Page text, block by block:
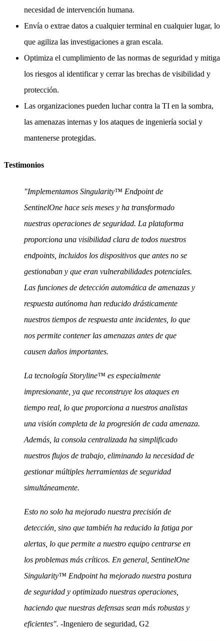
necesidad de intervención humana.
Envía o extrae datos a cualquier terminal en cualquier lugar, lo
que agiliza las investigaciones a gran escala.
Optimiza el cumplimiento de las normas de seguridad y mitiga
los riesgos al identificar y cerrar las brechas de visibilidad y
protección.
Las organizaciones pueden luchar contra la TI en la sombra,
las amenazas internas y los ataques de ingeniería social y
mantenerse protegidas.
Testimonios
"Implementamos Singularity™ Endpoint de
SentinelOne hace seis meses y ha transformado
nuestras operaciones de seguridad. La plataforma
proporciona una visibilidad clara de todos nuestros
endpoints, incluidos los dispositivos que antes no se
gestionaban y que eran vulnerabilidades potenciales.
Las funciones de detección automática de amenazas y
respuesta autónoma han reducido drásticamente
nuestros tiempos de respuesta ante incidentes, lo que
nos permite contener las amenazas antes de que
causen daños importantes.
La tecnología Storyline™ es especialmente
impresionante, ya que reconstruye los ataques en
tiempo real, lo que proporciona a nuestros analistas
una visión completa de la progresión de cada amenaza.
Además, la consola centralizada ha simplificado
nuestros flujos de trabajo, eliminando la necesidad de
gestionar múltiples herramientas de seguridad
simultáneamente.
Esto no solo ha mejorado nuestra precisión de
detección, sino que también ha reducido la fatiga por
alertas, lo que permite a nuestro equipo centrarse en
los problemas más críticos. En general, SentinelOne
Singularity™ Endpoint ha mejorado nuestra postura
de seguridad y optimizado nuestras operaciones,
haciendo que nuestras defensas sean más robustas y
eficientes". -Ingeniero de seguridad, G2